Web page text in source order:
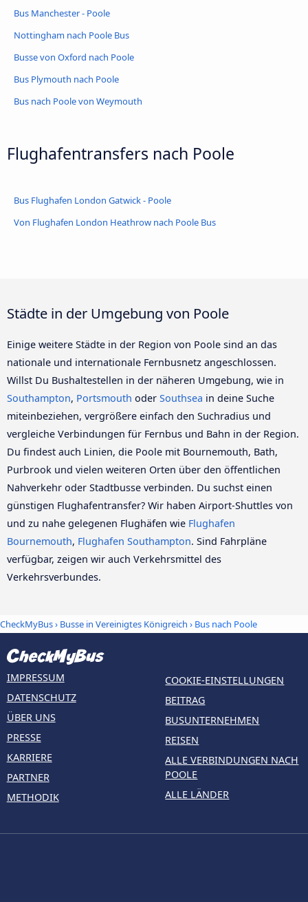
Bus Manchester - Poole
Nottingham nach Poole Bus
Busse von Oxford nach Poole
Bus Plymouth nach Poole
Bus nach Poole von Weymouth
Flughafentransfers nach Poole
Bus Flughafen London Gatwick - Poole
Von Flughafen London Heathrow nach Poole Bus
Städte in der Umgebung von Poole
Einige weitere Städte in der Region von Poole sind an das
nationale und internationale Fernbusnetz angeschlossen.
Willst Du Bushaltestellen in der näheren Umgebung, wie in
Southampton, Portsmouth oder Southsea in deine Suche
miteinbeziehen, vergrößere einfach den Suchradius und
vergleiche Verbindungen für Fernbus und Bahn in der Region.
Du findest auch Linien, die Poole mit Bournemouth, Bath,
Purbrook und vielen weiteren Orten über den öffentlichen
Nahverkehr oder Stadtbusse verbinden. Du suchst einen
günstigen Flughafentransfer? Wir haben Airport-Shuttles von
und zu nahe gelegenen Flughäfen wie Flughafen
Bournemouth, Flughafen Southampton. Sind Fahrpläne
verfügbar, zeigen wir auch Verkehrsmittel des
Verkehrsverbundes.
CheckMyBus› Busse in Vereinigtes Königreich › Bus nach Poole
IMPRESSUM
DATENSCHUTZ
ÜBER UNS
PRESSE
KARRIERE
PARTNER
METHODIK
COOKIE-EINSTELLUNGEN
BEITRAG
BUSUNTERNEHMEN
REISEN
ALLE VERBINDUNGEN NACH
POOLE
ALLE LÄNDER